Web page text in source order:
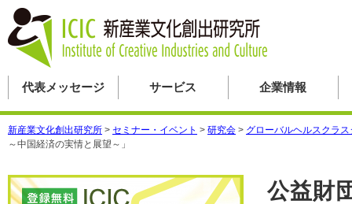
代表メッセージ サービス 企業情報
新産業文化創出研究所 > セミナー・イベント > 研究会 > グローバルヘルスクラス
～中国経済の実情と展望～」
公益財